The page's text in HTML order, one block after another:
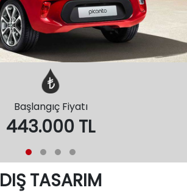
Başlangıç Fiyatı
443.000 TL
DIŞ TASARIM